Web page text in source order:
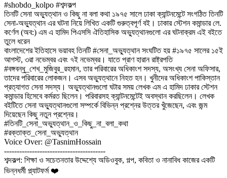
#shobdo_kolpo #শব্দকল্প
তিনটি সেনা অভ্যুত্থান ও কিছু না বলা কথা ১৯৭৫ সালে ঢাকা ক্যান্টনমেন্টে সংগঠিত তিনটি
সেনা-অভ্যুত্থান এর ঘটনা নিয়ে লিখিত একটি গুরুত্বপূর্ণ বই। ঢাকার স্টেশন কমান্ডার লে.
কর্ণেল (অব:) এম এ হামিদ পিএসসি ঐতিহাসিক অভ্যুত্থানগুলো এর ঘটনাক্রম এই বইতে
তুলে ধরেন
বাংলাদেশের ইতিহাসে ভয়াবহ তিনটি #সেনা_অভ্যুত্থান সংঘটিত হয় #১৯৭৫ সালের ১৫ই
আগস্ট, ৩রা নভেম্বর এবং ৭ই নভেম্বর। যাতে প্রাণ হারান রাষ্ট্রপতি
#বঙ্গবন্ধু_শেখ_মুজিবুর_রহমান, তার পরিবারের অধিকাংশ সদস্য, অসংখ্য সেনা অফিসার,
তাদের পরিবারের লোকজন। এসব অভ্যুত্থানে নিহত হন। খুনীদের অধিকাংশ পাকিস্তান
প্রত্যাগত সেনা সদস্য। অভ্যুত্থানগুলো ঘটার সময় লেখক এম এ হামিদ ঢাকার স্টেশন
কমান্ডার হিসেবে কর্মরত ছিলেন। পরিবারসহ ক্যান্টনমেন্টেই অবস্থান করছিলেন। লেখক
বইটিতে সেনা অভ্যুত্থানগুলো সম্পর্কে বিভিন্ন প্রশ্নের উত্তর খুঁজেছেন, এবং জন্ম
দিয়েছেন কিছু নতুন প্রশ্নের।
#তিনটি_সেনা_অভ্যুত্থান_ও_কিছু_না_বলা_কথা
#রক্তাক্ত_সেনা_অভ্যুত্থান
Voice Over: @TasnimHossain
----------------------------------------
শব্দকল্প: শিক্ষা ও সচেতনতার উদ্দেশ্যে অডিওবুক, গল্প, কবিতা ও নানাবিধ কাজের একটি
ভিন্নধর্মী প্ল্যাটফর্ম ❤️